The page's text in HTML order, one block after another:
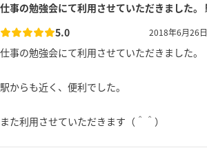
5.0
2018年6月26日
仕事の勉強会にて利用させていただきました。
駅からも近く、便利でした。
また利用させていただきます（＾＾）